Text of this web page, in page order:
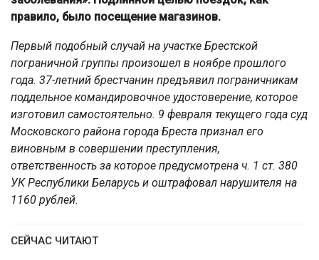
правило, было посещение магазинов.
Первый подобный случай на участке Брестской
пограничной группы произошел в ноябре прошлого
года. 37-летний брестчанин предъявил пограничникам
поддельное командировочное удостоверение, которое
изготовил самостоятельно. 9 февраля текущего года суд
Московского района города Бреста признал его
виновным в совершении преступления,
ответственность за которое предусмотрена ч. 1 ст. 380
УК Республики Беларусь и оштрафовал нарушителя на
1160 рублей.
СЕЙЧАС ЧИТАЮТ